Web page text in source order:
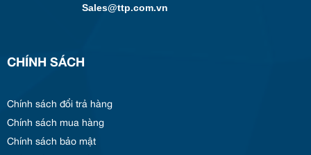
Sales@ttp.com.vn
CHÍNH SÁCH
Chính sách đổi trả hàng
Chính sách mua hàng
Chính sách bảo mật